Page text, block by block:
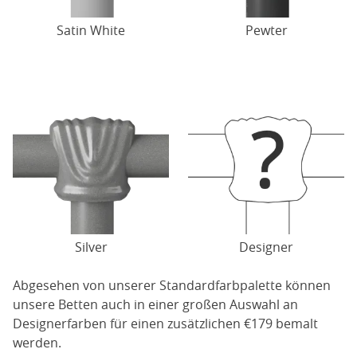
Satin White Pewter
Silver Designer
Abgesehen von unserer Standardfarbpalette können
unsere Betten auch in einer großen Auswahl an
Designerfarben für einen zusätzlichen €179 bemalt
werden.